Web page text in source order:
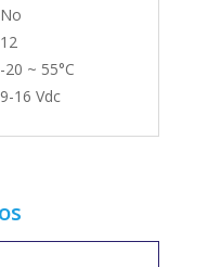
No
12
-20 ~ 55°C
9-16 Vdc